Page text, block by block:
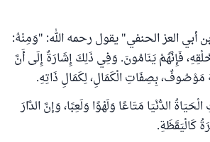
أبي العز الحنفي" يقول رحمه الله: "وَمِنْهُ:
فَإِنَّهُمْ يَنَامُونَ. وَفِي ذَلِكَ إِشَارَةٌ إِلَى أَنَّ
مَوْصُوفٌ، بِصِفَاتِ الْكَمَالِ، لِكَمَالِ ذَاتِهِ.
الدُّنْيَا مَتَاعًا وَلَهْوًا وَلَعِبًا، وَإنَّ الدَّارَ
كَالْيَقَظَةِ.